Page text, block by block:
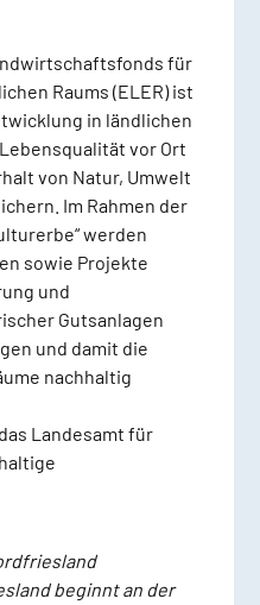
für
Raums (ELER) ist
in ländlichen
vor Ort
von Natur, Umwelt
Im Rahmen der
werden
sowie Projekte
und
Gutsanlagen
und damit die
nachhaltig
Landesamt für
beginnt an der